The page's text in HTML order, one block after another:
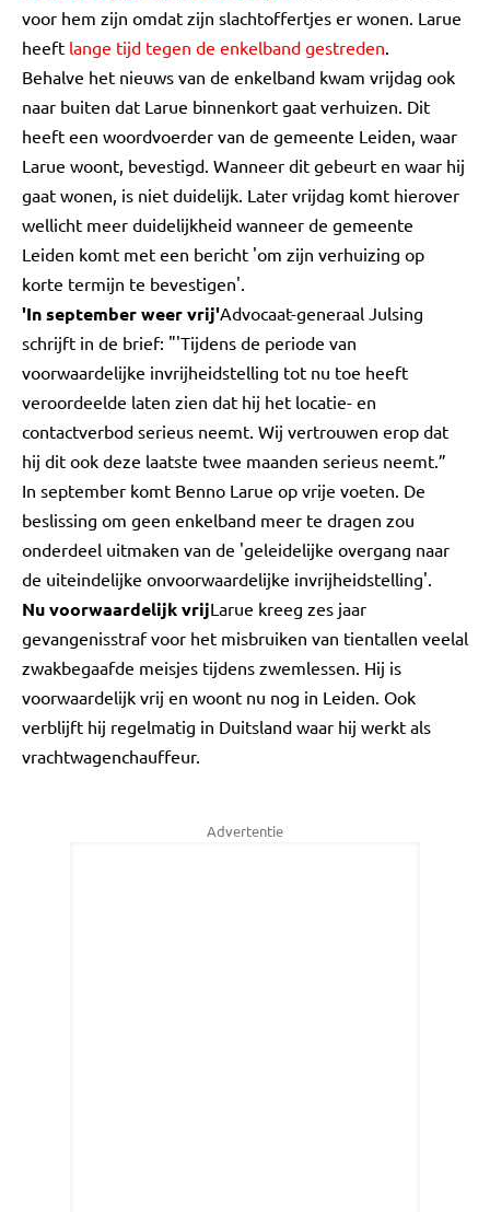
voor hem zijn omdat zijn slachtoffertjes er wonen. Larue
heeft lange tijd tegen de enkelband gestreden.
Behalve het nieuws van de enkelband kwam vrijdag ook
naar buiten dat Larue binnenkort gaat verhuizen. Dit
heeft een woordvoerder van de gemeente Leiden, waar
Larue woont, bevestigd. Wanneer dit gebeurt en waar hij
gaat wonen, is niet duidelijk. Later vrijdag komt hierover
wellicht meer duidelijkheid wanneer de gemeente
Leiden komt met een bericht 'om zijn verhuizing op
korte termijn te bevestigen'.
'In september weer vrij'Advocaat-generaal Julsing
schrijft in de brief: "'Tijdens de periode van
voorwaardelijke invrijheidstelling tot nu toe heeft
veroordeelde laten zien dat hij het locatie- en
contactverbod serieus neemt. Wij vertrouwen erop dat
hij dit ook deze laatste twee maanden serieus neemt.”
In september komt Benno Larue op vrije voeten. De
beslissing om geen enkelband meer te dragen zou
onderdeel uitmaken van de 'geleidelijke overgang naar
de uiteindelijke onvoorwaardelijke invrijheidstelling'.
Nu voorwaardelijk vrijLarue kreeg zes jaar
gevangenisstraf voor het misbruiken van tientallen veelal
zwakbegaafde meisjes tijdens zwemlessen. Hij is
voorwaardelijk vrij en woont nu nog in Leiden. Ook
verblijft hij regelmatig in Duitsland waar hij werkt als
vrachtwagenchauffeur.
Advertentie